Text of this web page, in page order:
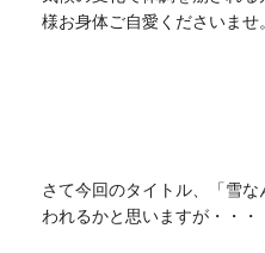
様お身体ご自愛くださいませ。
さて今回のタイトル、「雪
われるかと思いますが・・・